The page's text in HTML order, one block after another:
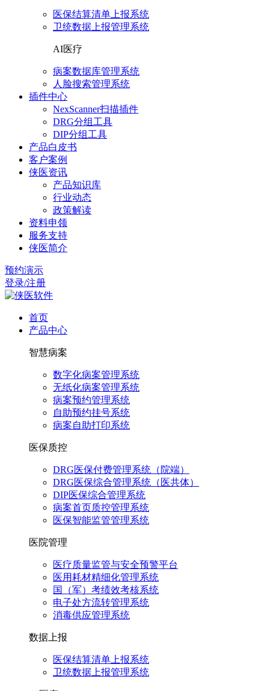
医保结算清单上报系统
卫统数据上报管理系统
AI医疗
病案数据库管理系统
人脸搜索管理系统
插件中心
NexScanner扫描插件
DRG分组工具
DIP分组工具
产品白皮书
客户案例
侠医资讯
产品知识库
行业动态
政策解读
资料申领
服务支持
侠医简介
预约演示
登录/注册
首页
产品中心
智慧病案
数字化病案管理系统
无纸化病案管理系统
病案预约管理系统
自助预约挂号系统
病案自助打印系统
医保质控
DRG医保付费管理系统（院端）
DRG医保综合管理系统（医共体）
DIP医保综合管理系统
病案首页质控管理系统
医保智能监管管理系统
医院管理
医疗质量监管与安全预警平台
医用耗材精细化管理系统
国（军）考绩效考核系统
电子处方流转管理系统
消毒供应管理系统
数据上报
医保结算清单上报系统
卫统数据上报管理系统